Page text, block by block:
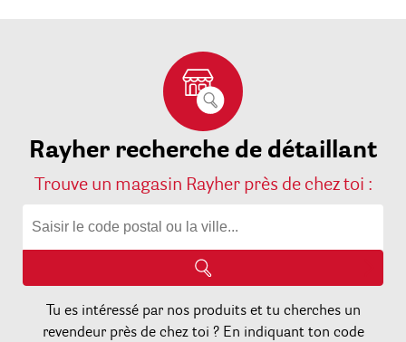
Rayher recherche de détaillant
Trouve un magasin Rayher près de chez toi :
Tu es intéressé par nos produits et tu cherches un
revendeur près de chez toi ? En indiquant ton code